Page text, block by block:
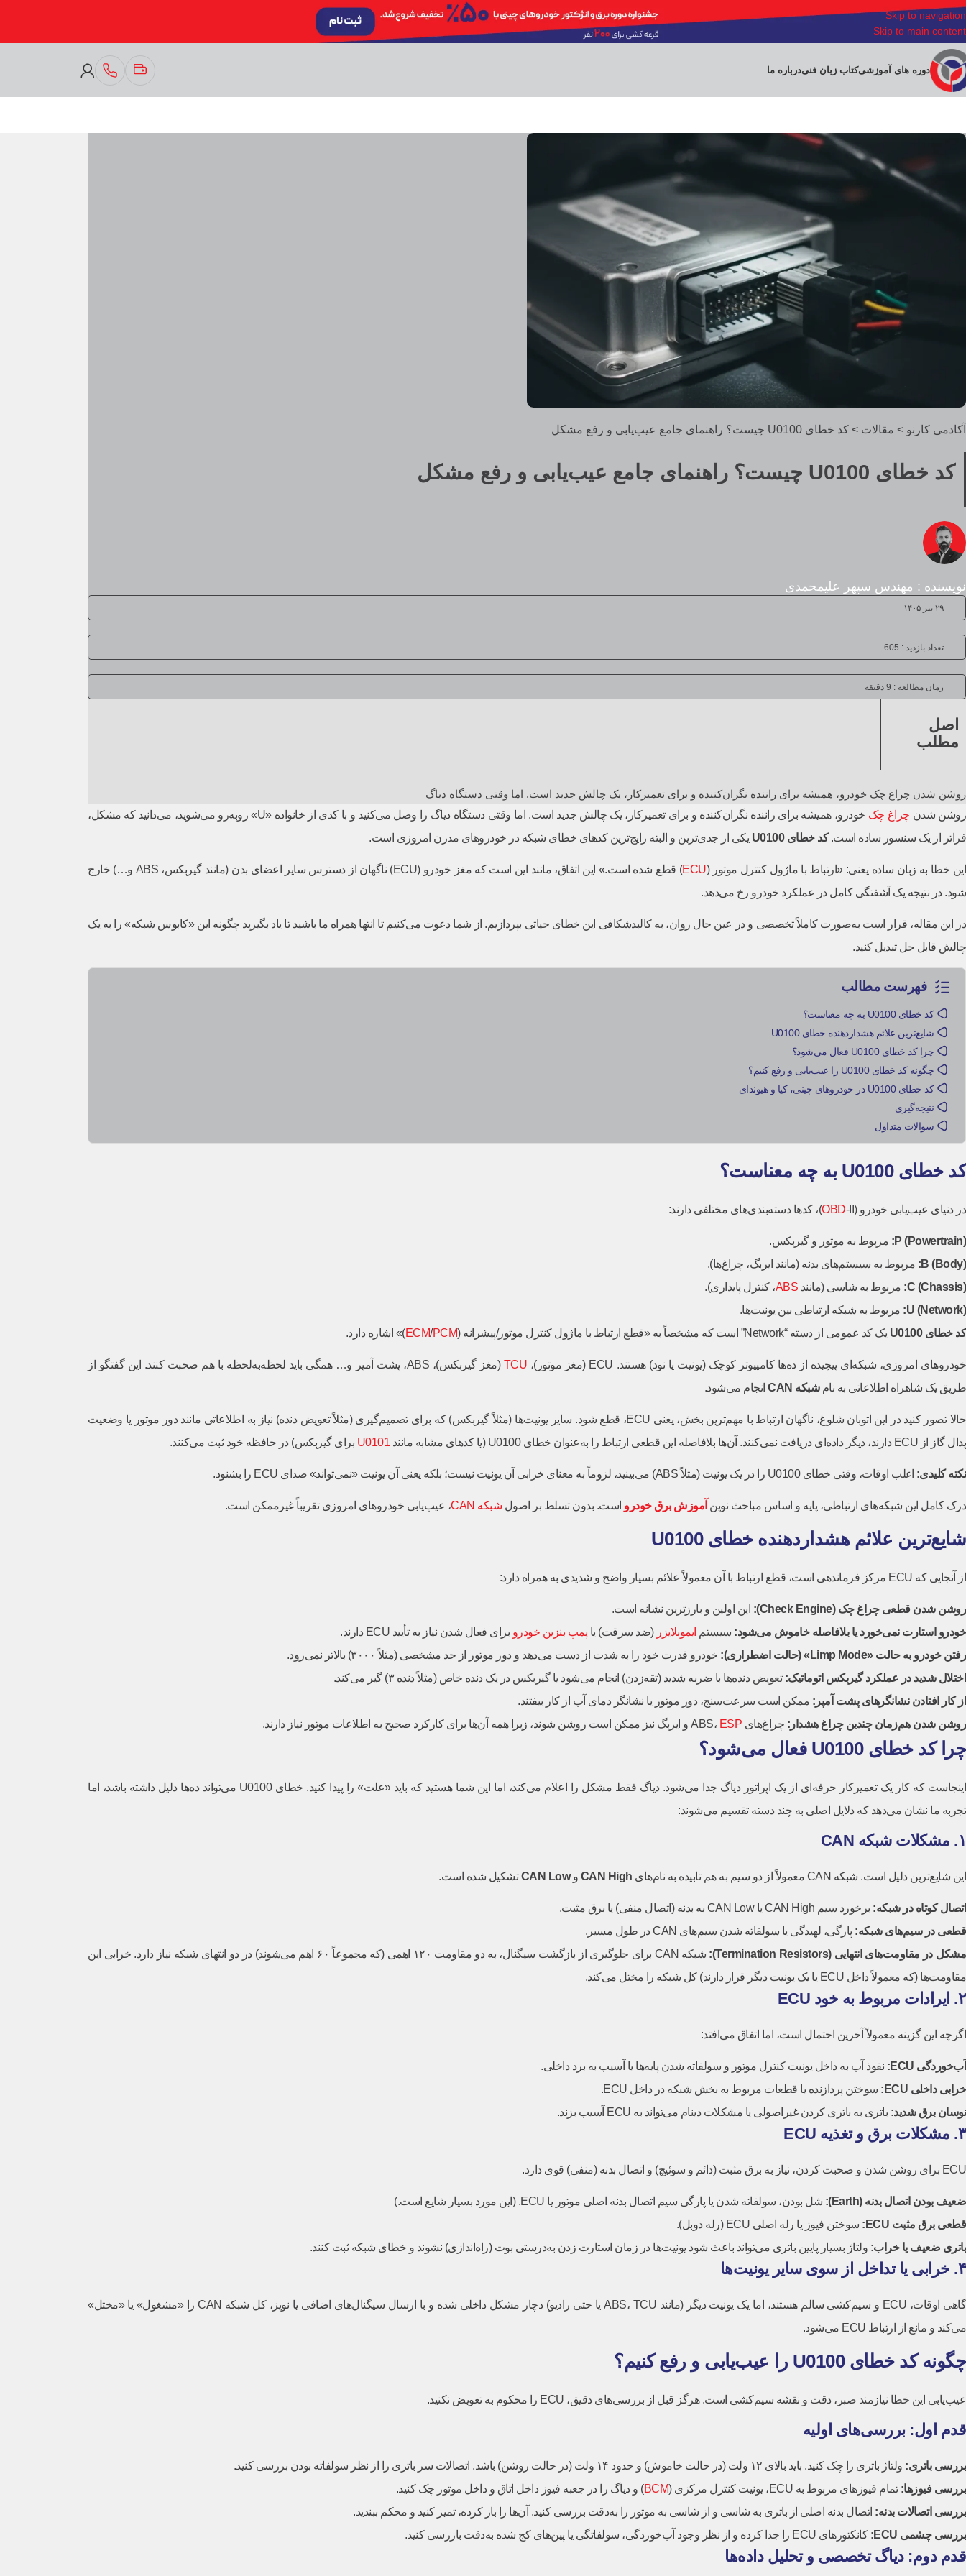
Skip to navigation
Skip to main content
دوره های آموزشیکتاب زبان فنیدرباره ما
آکادمی کارنو > مقالات > کد خطای U0100 چیست؟ راهنمای جامع عیب‌یابی و رفع مشکل
کد خطای U0100 چیست؟ راهنمای جامع عیب‌یابی و رفع مشکل
نویسنده : مهندس سپهر علیمحمدی
۲۹ تیر ۱۴۰۵
تعداد بازدید : 605
زمان مطالعه : 9 دقیقه
اصل
مطلب
روشن شدن چراغ چک خودرو، همیشه برای راننده نگران‌کننده و برای تعمیرکار، یک چالش جدید است. اما وقتی دستگاه دیاگ
روشن شدن چراغ چک
خودرو، همیشه برای راننده نگران‌کننده و برای تعمیرکار، یک چالش جدید است. اما وقتی دستگاه دیاگ را وصل می‌کنید و با کدی از خانواده «U» روبه‌رو می‌شوید، می‌دانید که مشکل،
فراتر از یک سنسور ساده است.کد خطایU0100 یکی از جدی‌ترین و البته رایج‌ترین کدهای خطای شبکه در خودروهای مدرن امروزی است.
این خطا به زبان ساده یعنی: «ارتباط با ماژول کنترل موتور (ECU
) قطع شده است.» این اتفاق، مانند این است که مغز خودرو (ECU) ناگهان از دسترس سایر اعضای بدن (مانند گیربکس، ABS و…) خارج
شود. در نتیجه یک آشفتگی کامل در عملکرد خودرو رخ می‌دهد.
در این مقاله، قرار است به‌صورت کاملاً تخصصی و در عین حال روان، به کالبدشکافی این خطای حیاتی بپردازیم. از شما دعوت می‌کنیم تا انتها همراه ما باشید تا یاد بگیرید چگونه این «کابوس شبکه» را به یک
چالش قابل حل تبدیل کنید.
فهرست مطالب
کد خطای U0100 به چه معناست؟
شایع‌ترین علائم هشداردهنده خطای U0100
چرا کد خطای U0100 فعال می‌شود؟
چگونه کد خطای U0100 را عیب‌یابی و رفع کنیم؟
کد خطای U0100 در خودروهای چینی، کیا و هیوندای
نتیجه‌گیری
سوالات متداول
کد خطای U0100 به چه معناست؟
در دنیای عیب‌یابی خودرو ( OBD-II)، کدها دسته‌بندی‌های مختلفی دارند:
P (Powertrain):
مربوط به موتور و گیربکس.
B (Body):
مربوط به سیستم‌های بدنه (مانند ایربگ، چراغ‌ها).
C (Chassis): مربوط به شاسی (مانند ABS، کنترل پایداری).
U (Network): مربوط به شبکه ارتباطی بین یونیت‌ها.
کد خطای U0100 یک کد عمومی از دسته “Network” است که مشخصاً به «قطع ارتباط با ماژول کنترل موتور/پیشرانه ( ECM/PCM )» اشاره دارد.
خودروهای امروزی، شبکه‌ای پیچیده از ده‌ها کامپیوتر کوچک (یونیت یا نود) هستند. ECU (مغز موتور)، TCU
(مغز گیربکس)، ABS، پشت آمپر و… همگی باید لحظه‌به‌لحظه با هم صحبت کنند. این گفتگو از
طریق یک شاهراه اطلاعاتی به نامشبکه انجام می‌شود.
حالا تصور کنید در این اتوبان شلوغ، ناگهان ارتباط با مهم‌ترین بخش، یعنی ECU، قطع شود. سایر یونیت‌ها (مثلاً گیربکس) که برای تصمیم‌گیری (مثلاً تعویض دنده) نیاز به اطلاعاتی مانند دور موتور یا وضعیت
پدال گاز از ECU دارند، دیگر داده‌ای دریافت نمی‌کنند. آن‌ها بلافاصله این قطعی ارتباط را به‌عنوان خطای U0100 (یا کدهای مشابه مانند
U0101 برای گیربکس) در حافظه خود ثبت می‌کنند.
نکته کلیدی: اغلب اوقات، وقتی خطای U0100 را در یک یونیت (مثلاً ABS) می‌بینید، لزوماً به معنای خرابی آن یونیت نیست؛ بلکه یعنی آن یونیت «نمی‌تواند» صدای ECU را بشنود.
درک کامل این شبکه‌های ارتباطی، پایه و اساس مباحث نوین آموزش برق خودرو است. بدون تسلط بر اصول شبکه CAN ، عیب‌یابی خودروهای امروزی تقریباً غیرممکن است.
شایع‌ترین علائم هشداردهنده خطای U0100
از آنجایی که ECU مرکز فرماندهی است، قطع ارتباط با آن معمولاً علائم بسیار واضح و شدیدی به همراه دارد:
روشن شدن قطعی چراغ چک (Check Engine):
این اولین و بارزترین نشانه است.
خودرو استارت نمی‌خورد یا بلافاصله خاموش می‌شود: سیستم ایموبلایزر (ضد سرقت) یا پمپ بنزین خودرو برای فعال شدن نیاز به تأیید ECU دارند.
رفتن خودرو به حالت «Limp Mode» ( حالت اضطراری): خودرو قدرت خود را به شدت از دست می‌دهد و دور موتور از حد مشخصی (مثلاً ۳۰۰۰) بالاتر نمی‌رود.
اختلال شدید در عملکرد گیربکس اتوماتیک: تعویض دنده‌ها با ضربه شدید (تقه‌زدن) انجام می‌شود یا گیربکس در یک دنده خاص (مثلاً دنده ۳) گیر می‌کند.
از کار افتادن نشانگرهای پشت آمپر : ممکن است سرعت‌سنج، دور موتور یا نشانگر دمای آب از کار بیفتند.
روشن شدن هم‌زمان چندین چراغ هشدار : چراغ‌های ABS، ESP و ایربگ نیز ممکن است روشن شوند، زیرا همه آن‌ها برای کارکرد صحیح به اطلاعات موتور نیاز دارند.
چرا کد خطای U0100 فعال می‌شود؟
اینجاست که کار یک تعمیرکار حرفه‌ای از یک اپراتور دیاگ جدا می‌شود. دیاگ فقط مشکل را اعلام می‌کند، اما این شما هستید که باید «علت» را پیدا کنید. خطای U0100 می‌تواند ده‌ها دلیل داشته باشد، اما
تجربه ما نشان می‌دهد که دلایل اصلی به چند دسته تقسیم می‌شوند:
۱. مشکلات شبکه CAN
این شایع‌ترین دلیل است. شبکه CAN معمولاً از دو سیم به هم تابیده به نام‌های CAN High وCAN Lowتشکیل شده است.
اتصال کوتاه در شبکه: برخورد سیم CAN High یا CAN Low به بدنه (اتصال منفی) یا برق مثبت.
قطعی در سیم‌های شبکه: پارگی، لهیدگی یا سولفاته شدن سیم‌های CAN در طول مسیر.
مشکل در مقاومت‌های انتهایی (Termination Resistors):
شبکه CAN برای جلوگیری از بازگشت سیگنال، به دو مقاومت ۱۲۰ اهمی (که مجموعاً ۶۰ اهم می‌شوند) در دو انتهای شبکه نیاز دارد. خرابی این
مقاومت‌ها (که معمولاً داخل ECU یا یک یونیت دیگر قرار دارند) کل شبکه را مختل می‌کند.
۲. ایرادات مربوط به خود ECU
اگرچه این گزینه معمولاً آخرین احتمال است، اما اتفاق می‌افتد:
آب‌خوردگی
نفوذ آب به داخل یونیت کنترل موتور و سولفاته شدن پایه‌ها یا آسیب به برد داخلی.
خرابی داخلی
سوختن پردازنده یا قطعات مربوط به بخش شبکه در داخل ECU.
نوسان برق شدید: باتری به باتری کردن غیراصولی یا مشکلات دینام می‌تواند به ECU آسیب بزند.
۳. مشکلات برق و تغذیه ECU
ECU برای روشن شدن و صحبت کردن، نیاز به برق مثبت (دائم و سوئیچ) و اتصال بدنه (منفی) قوی دارد.
ضعیف بودن اتصال بدنه (Earth):
شل بودن، سولفاته شدن یا پارگی سیم اتصال بدنه اصلی موتور یا ECU. (این مورد بسیار شایع است.)
قطعی برق مثبت
سوختن فیوز یا رله اصلی ECU (رله دوبل).
باتری ضعیف یا خراب: ولتاژ بسیار پایین باتری می‌تواند باعث شود یونیت‌ها در زمان استارت زدن به‌درستی بوت (راه‌اندازی) نشوند و خطای شبکه ثبت کنند.
۴. خرابی یا تداخل از سوی سایر یونیت‌ها
گاهی اوقات، ECU و سیم‌کشی سالم هستند، اما یک یونیت دیگر (مانند ABS، TCU یا حتی رادیو) دچار مشکل داخلی شده و با ارسال سیگنال‌های اضافی یا نویز، کل شبکه CAN را «مشغول» یا «مختل»
می‌کند و مانع از ارتباط ECU می‌شود.
چگونه کد خطای U0100 را عیب‌یابی و رفع کنیم؟
عیب‌یابی این خطا نیازمند صبر، دقت و نقشه سیم‌کشی است. هرگز قبل از بررسی‌های دقیق، ECU را محکوم به تعویض نکنید.
قدم اول: بررسی‌های اولیه
بررسی باتری: ولتاژ باتری را چک کنید. باید بالای ۱۲ ولت (در حالت خاموش) و حدود ۱۴ ولت (در حالت روشن) باشد. اتصالات سر باتری را از نظر سولفاته بودن بررسی کنید.
بررسی فیوزها: تمام فیوزهای مربوط به ECU، یونیت کنترل مرکزی ( BCM) و دیاگ را در جعبه فیوز داخل اتاق و داخل موتور چک کنید.
بررسی اتصالات بدنه: اتصال بدنه اصلی از باتری به شاسی و از شاسی به موتور را به‌دقت بررسی کنید. آن‌ها را باز کرده، تمیز کنید و محکم ببندید.
بررسی چشمی
کانکتورهای ECU را جدا کرده و از نظر وجود آب‌خوردگی، سولفاتگی یا پین‌های کج شده به‌دقت بازرسی کنید.
قدم دوم: دیاگ تخصصی و تحلیل داده‌ها